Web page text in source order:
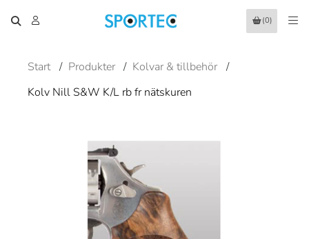
(0)
Start / Produkter / Kolvar & tillbehör /
Kolv Nill S&W K/L rb fr nätskuren